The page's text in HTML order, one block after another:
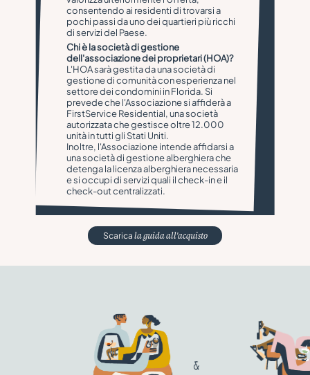
consentendo ai residenti di trovarsi a
pochi passi da uno dei quartieri più ricchi
di servizi del Paese.
Chi è la società di gestione
dell'associazione dei proprietari (HOA)?
L'HOA sarà gestita da una società di
gestione di comunità con esperienza nel
settore dei condomini in Florida. Si
prevede che l'Associazione si affiderà a
FirstService Residential, una società
autorizzata che gestisce oltre 12.000
unità in tutti gli Stati Uniti.
Inoltre, l'Associazione intende affidarsi a
una società di gestione alberghiera che
detenga la licenza alberghiera necessaria
e si occupi di servizi quali il check-in e il
check-out centralizzati.
Scaricala guida all'acquisto